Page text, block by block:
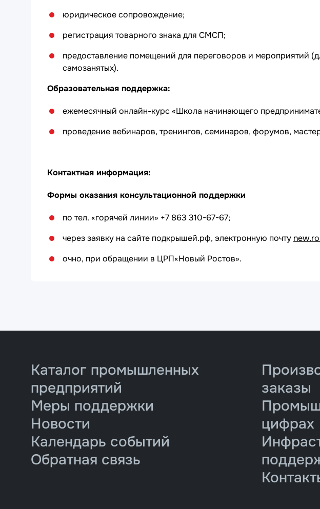
юридическое сопровождение;
регистрация товарного знака для СМСП;
предоставление помещений для переговоров и мероприятий
самозанятых).
Образовательная поддержка:
ежемесячный онлайн-курс «Школа начинающего
проведение вебинаров, тренингов, семинаров, форумов,
Контактная информация:
Формы оказания консультационной поддержки
по тел. «горячей линии» +7 863 310-67-67;
через заявку на сайте подкрышей.рф, электронную почту
очно, при обращении в ЦРП«Новый Ростов».
Каталог промышленных
предприятий
Меры поддержки
Новости
Календарь событий
Обратная связь
заказы
цифрах